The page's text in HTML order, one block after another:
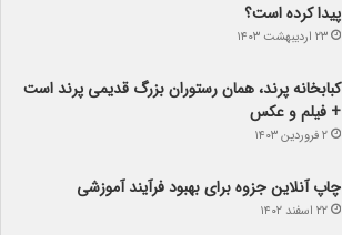
پیدا کرده است؟
۲۳ اردیبهشت ۱۴۰۳
کبابخانه پرند، همان رستوران بزرگ قدیمی پرند است
+ فیلم و عکس
۲ فروردین ۱۴۰۳
چاپ آنلاین جزوه برای بهبود فرآیند آموزشی
۲۲ اسفند ۱۴۰۲